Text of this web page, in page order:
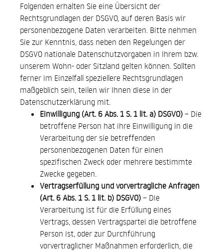
Folgenden erhalten Sie eine Übersicht der
Rechtsgrundlagen der DSGVO, auf deren Basis wir
personenbezogene Daten verarbeiten. Bitte nehmen
Sie zur Kenntnis, dass neben den Regelungen der
DSGVO nationale Datenschutzvorgaben in Ihrem bzw.
unserem Wohn- oder Sitzland gelten können. Sollten
ferner im Einzelfall speziellere Rechtsgrundlagen
maßgeblich sein, teilen wir Ihnen diese in der
Datenschutzerklärung mit.
Einwilligung (Art. 6 Abs. 1 S. 1 lit. a) DSGVO) – Die
betroffene Person hat ihre Einwilligung in die
Verarbeitung der sie betreffenden
personenbezogenen Daten für einen
spezifischen Zweck oder mehrere bestimmte
Zwecke gegeben.
Vertragserfüllung und vorvertragliche Anfragen
(Art. 6 Abs. 1 S. 1 lit. b) DSGVO) – Die
Verarbeitung ist für die Erfüllung eines
Vertrags, dessen Vertragspartei die betroffene
Person ist, oder zur Durchführung
vorvertraglicher Maßnahmen erforderlich, die